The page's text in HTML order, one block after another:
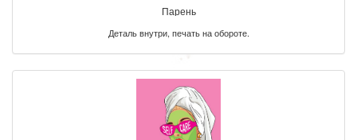
Парень
Деталь внутри, печать на обороте.